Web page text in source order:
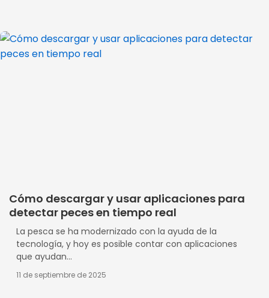
Cómo descargar y usar aplicaciones para
detectar peces en tiempo real
La pesca se ha modernizado con la ayuda de la
tecnología, y hoy es posible contar con aplicaciones
que ayudan...
11 de septiembre de 2025